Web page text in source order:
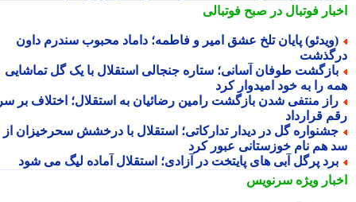
فوتبال در صبح فوتبالی
پایان تلخ عشق امیر و فاطمه؛ داماد محبوب سندرم داون
طوفان آسانی؛ ستاره جنجالی استقلال با یک گل تماشایی
را به خود امیدوار کرد
منتفی شدن بازگشت رامین رضائیان به استقلال؛ اختلاف بر سر
قرارداد
گل در دیدار تدارکاتی؛ استقلال با درخشش سحرخیزان از
هم نام خوزستانی عبور کرد
پرگل آبی های پایتخت در آزادی؛ استقلال آماده لیگ می شود
ویژهسرنویس